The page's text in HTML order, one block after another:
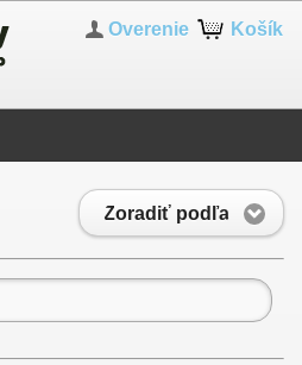
Košík
Overenie
Zoradiť podľa